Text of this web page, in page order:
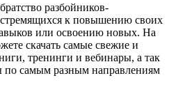
разбойников-
к повышению своих
или освоению новых. На
скачать самые свежие и
тренинги и вебинары, а так
по самым разным направлениям